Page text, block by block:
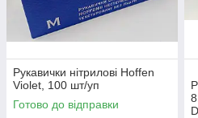
Рукавички нітрилові Hoffen
Violet, 100 шт/уп
Готово до відправки